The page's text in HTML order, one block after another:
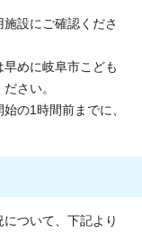
設にご確認くださ
めに岐阜市こども
さい。
の1時間前までに、
ついて、下記より